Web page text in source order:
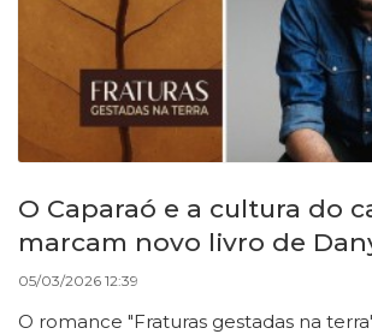
O Caparaó e a cultura do
marcam novo livro de
05/03/2026 12:39
O romance "Fraturas gestadas na